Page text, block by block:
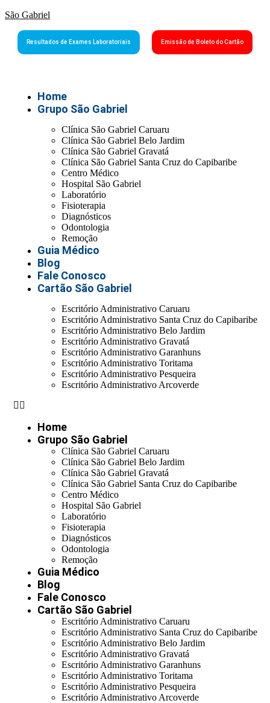
São Gabriel
Resultados de Exames Laboratoriais Emissão de Boleto do Cartão
Home
Grupo São Gabriel
Clínica São Gabriel Caruaru
Clínica São Gabriel Belo Jardim
Clínica São Gabriel Gravatá
Clínica São Gabriel Santa Cruz do Capibaribe
Centro Médico
Hospital São Gabriel
Laboratório
Fisioterapia
Diagnósticos
Odontologia
Remoção
Guia Médico
Blog
Fale Conosco
Cartão São Gabriel
Escritório Administrativo Caruaru
Escritório Administrativo Santa Cruz do Capibaribe
Escritório Administrativo Belo Jardim
Escritório Administrativo Gravatá
Escritório Administrativo Garanhuns
Escritório Administrativo Toritama
Escritório Administrativo Pesqueira
Escritório Administrativo Arcoverde
Home
Grupo São Gabriel
Clínica São Gabriel Caruaru
Clínica São Gabriel Belo Jardim
Clínica São Gabriel Gravatá
Clínica São Gabriel Santa Cruz do Capibaribe
Centro Médico
Hospital São Gabriel
Laboratório
Fisioterapia
Diagnósticos
Odontologia
Remoção
Guia Médico
Blog
Fale Conosco
Cartão São Gabriel
Escritório Administrativo Caruaru
Escritório Administrativo Santa Cruz do Capibaribe
Escritório Administrativo Belo Jardim
Escritório Administrativo Gravatá
Escritório Administrativo Garanhuns
Escritório Administrativo Toritama
Escritório Administrativo Pesqueira
Escritório Administrativo Arcoverde